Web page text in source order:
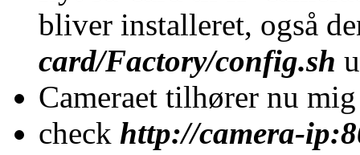
bliver installeret, også
card/Factory/config.sh
Cameraet tilhører nu
check http://camera-